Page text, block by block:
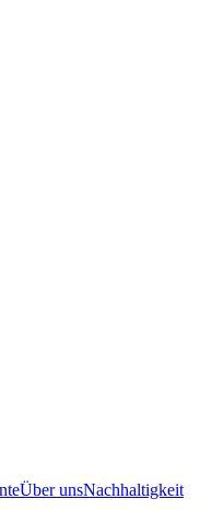
Über unsNachhaltigkeit